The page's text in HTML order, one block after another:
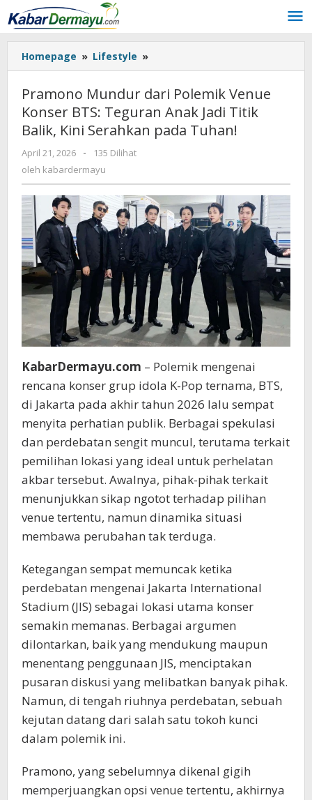
Lewati
ke
konten
Homepage » Lifestyle »
Mundur
dari
Polemik
Venue
Konser
Jadi
Titik
Balik,
Kini
Serahkan
pada
Tuhan!
Pramono Mundur dari Polemik Venue
Konser BTS: Teguran Anak Jadi Titik
Balik, Kini Serahkan pada Tuhan!
April 21, 2026
oleh
kabardermayu
-
135 Dilihat
oleh kabardermayu
KabarDermayu.com – Polemik mengenai
rencana konser grup idola K-Pop ternama, BTS,
di Jakarta pada akhir tahun 2026 lalu sempat
menyita perhatian publik. Berbagai spekulasi
dan perdebatan sengit muncul, terutama terkait
pemilihan lokasi yang ideal untuk perhelatan
akbar tersebut. Awalnya, pihak-pihak terkait
menunjukkan sikap ngotot terhadap pilihan
venue tertentu, namun dinamika situasi
membawa perubahan tak terduga.
Ketegangan sempat memuncak ketika
perdebatan mengenai Jakarta International
Stadium (JIS) sebagai lokasi utama konser
semakin memanas. Berbagai argumen
dilontarkan, baik yang mendukung maupun
menentang penggunaan JIS, menciptakan
pusaran diskusi yang melibatkan banyak pihak.
Namun, di tengah riuhnya perdebatan, sebuah
kejutan datang dari salah satu tokoh kunci
dalam polemik ini.
Pramono, yang sebelumnya dikenal gigih
memperjuangkan opsi venue tertentu, akhirnya